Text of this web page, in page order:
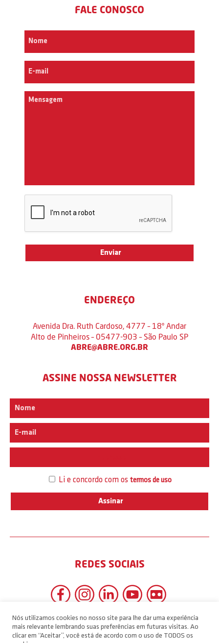
FALE CONOSCO
ENDEREÇO
Avenida Dra. Ruth Cardoso, 4777 – 18º Andar
Alto de Pinheiros – 05477-903 – São Paulo SP
ABRE@ABRE.ORG.BR
ASSINE NOSSA NEWSLETTER
Li e concordo com os termos de uso
REDES SOCIAIS
Nós utilizamos cookies no nosso site para lhe dar uma experiência
mais relevante lembrando suas preferências em futuras visitas. Ao
clicar em “Aceitar”, você está de acordo com o uso de TODOS os